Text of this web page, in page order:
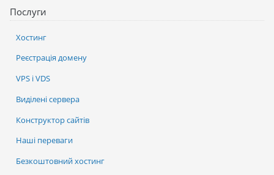
Послуги
Хостинг
Реєстрація домену
VPS і VDS
Виділені сервера
Конструктор сайтів
Наші переваги
Безкоштовний хостинг